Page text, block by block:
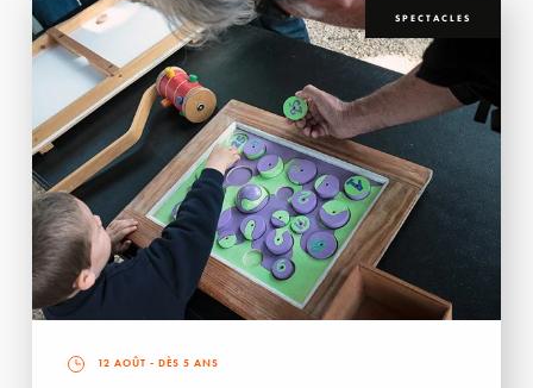
SPECTACLES
12 AOÛT - DÈS 5 ANS